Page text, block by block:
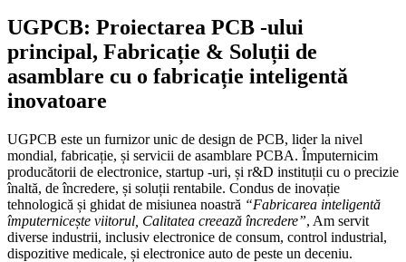
UGPCB: Proiectarea PCB -ului
principal, Fabricație & Soluții de
asamblare cu o fabricație inteligentă
inovatoare
UGPCB este un furnizor unic de design de PCB, lider la nivel
mondial, fabricație, și servicii de asamblare PCBA. Împuternicim
producătorii de electronice, startup -uri, și r&D instituții cu o precizie
înaltă, de încredere, și soluții rentabile. Condus de inovație
tehnologică și ghidat de misiunea noastră “Fabricarea inteligentă
împuternicește viitorul, Calitatea creează încredere”, Am servit
diverse industrii, inclusiv electronice de consum, control industrial,
dispozitive medicale, și electronice auto de peste un deceniu.